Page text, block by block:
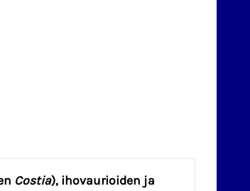
Costia), ihovaurioiden ja